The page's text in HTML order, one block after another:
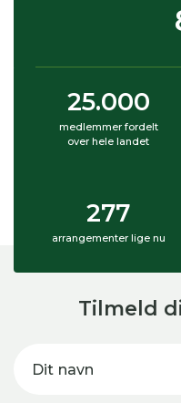
25.000
medlemmer fordelt
over hele landet
277
arrangementer lige nu
Tilmeld
Dit navn